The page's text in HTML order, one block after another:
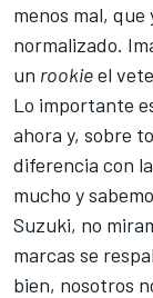
menos mal, que
normalizado.
un rookieel
Lo importante
ahora y, sobre
diferencia con
mucho y
Suzuki, no
marcas se
bien, nosotros